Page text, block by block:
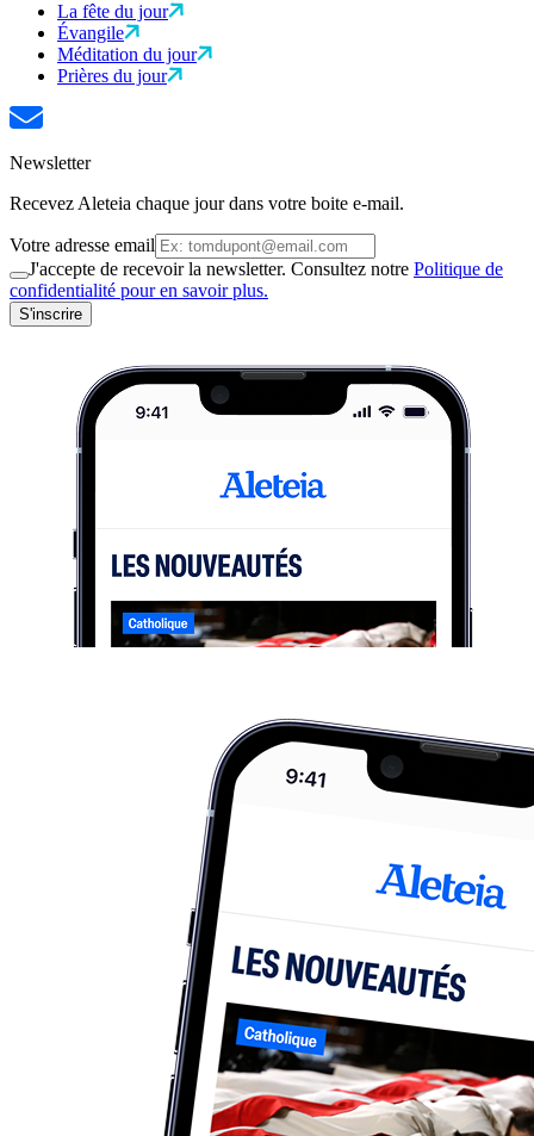
La fête du jour
Évangile
Méditation du jour
Prières du jour
Newsletter
Recevez Aleteia chaque jour dans votre boite e-mail.
Votre adresse email
J'accepte de recevoir la newsletter. Consultez notre Politique de
confidentialité pour en savoir plus.
S'inscrire